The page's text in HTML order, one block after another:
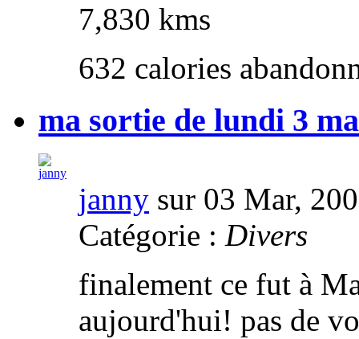
7,830 kms
632 calories
ma sortie de lundi 3
janny sur 03 Mar,
Catégorie : Divers
finalement ce fut à
aujourd'hui! pas de